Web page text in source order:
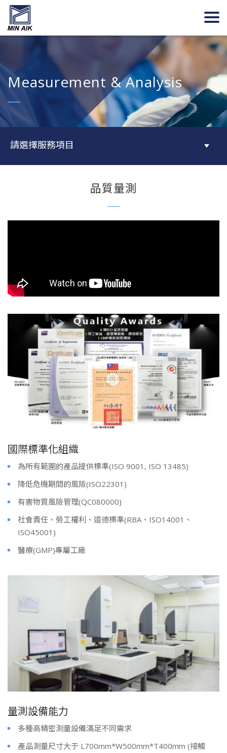
Measurement & Analysis
請選擇服務項目
品質量測
國際標準化組織
為所有範圍的產品提供標準(ISO 9001, ISO 13485)
降低危機期間的風險(ISO22301)
有害物質風險管理(QC080000)
社會責任、勞工權利、道德標準(RBA、ISO14001、
ISO45001)
醫療(GMP)專屬工廠
量測設備能力
多種高精密測量設備滿足不同需求
產品測量尺寸大于 L700mm*W500mm*T400mm (接觸